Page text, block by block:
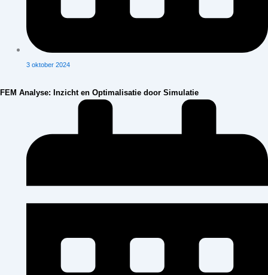
3 oktober 2024
FEM Analyse: Inzicht en Optimalisatie door Simulatie